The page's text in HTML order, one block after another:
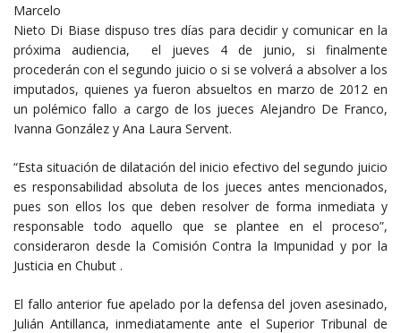
Marcelo
Nieto Di Biase dispuso tres días para decidir y comunicar en la
próxima audiencia, el jueves 4 de junio, si finalmente
procederán con el segundo juicio o si se volverá a absolver a los
imputados, quienes ya fueron absueltos en marzo de 2012 en
un polémico fallo a cargo de los jueces Alejandro De Franco,
Ivanna González y Ana Laura Servent.
“Esta situación de dilatación del inicio efectivo del segundo juicio
es responsabilidad absoluta de los jueces antes mencionados,
pues son ellos los que deben resolver de forma inmediata y
responsable todo aquello que se plantee en el proceso”,
consideraron desde la Comisión Contra la Impunidad y por la
Justicia en Chubut .
El fallo anterior fue apelado por la defensa del joven asesinado,
Julián Antillanca, inmediatamente ante el Superior Tribunal de